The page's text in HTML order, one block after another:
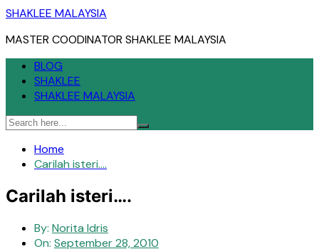
Skip
content
SHAKLEE MALAYSIA
MASTER COODINATOR SHAKLEE MALAYSIA
BLOG
SHAKLEE
SHAKLEE MALAYSIA
Home
Carilah isteri….
Carilah isteri….
By: Norita Idris
On: September 28, 2010